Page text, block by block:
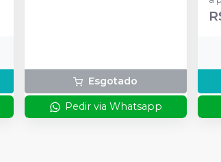
Anel Universal; 1 Anel Pequeno;
1 Alicate (Fórceps); 1 Pinça
Auxiliar. (Pin Tweezer)
Esgotado
Pedir via Whatsapp